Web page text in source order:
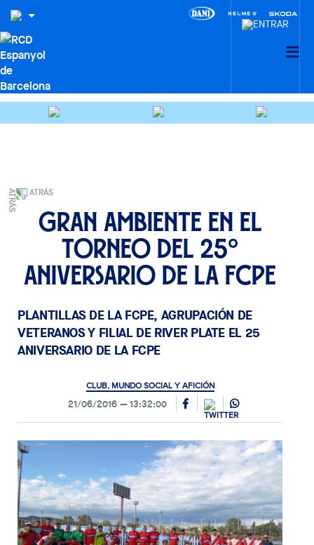
ATRÁS
Gran ambiente en el
Torneo del 25º
aniversario de la FCPE
PLANTILLAS DE LA FCPE, AGRUPACIÓN DE
VETERANOS Y FILIAL DE RIVER PLATE EL 25
ANIVERSARIO DE LA FCPE
CLUB, MUNDO SOCIAL Y AFICIÓN
21/06/2016 13:32:00